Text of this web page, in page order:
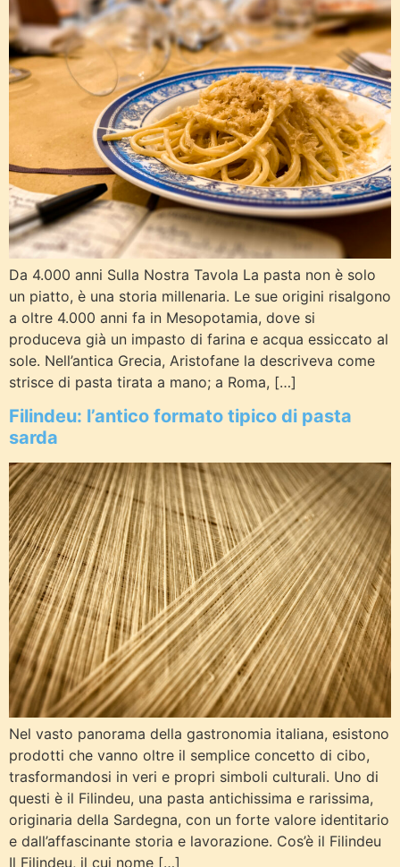
Da 4.000 anni Sulla Nostra Tavola La pasta non è solo
un piatto, è una storia millenaria. Le sue origini risalgono
a oltre 4.000 anni fa in Mesopotamia, dove si
produceva già un impasto di farina e acqua essiccato al
sole. Nell’antica Grecia, Aristofane la descriveva come
strisce di pasta tirata a mano; a Roma, […]
Filindeu: l’antico formato tipico di pasta
sarda
Nel vasto panorama della gastronomia italiana, esistono
prodotti che vanno oltre il semplice concetto di cibo,
trasformandosi in veri e propri simboli culturali. Uno di
questi è il Filindeu, una pasta antichissima e rarissima,
originaria della Sardegna, con un forte valore identitario
e dall’affascinante storia e lavorazione. Cos’è il Filindeu
Il Filindeu, il cui nome […]